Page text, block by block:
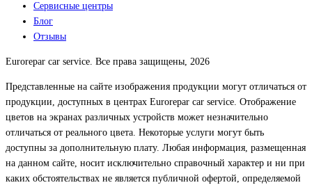
Сервисные центры
Блог
Отзывы
Eurorepar car service. Все права защищены, 2026
Представленные на сайте изображения продукции могут отличаться от
продукции, доступных в центрах Eurorepar car service. Отображение
цветов на экранах различных устройств может незначительно
отличаться от реального цвета. Некоторые услуги могут быть
доступны за дополнительную плату. Любая информация, размещенная
на данном сайте, носит исключительно справочный характер и ни при
каких обстоятельствах не является публичной офертой, определяемой